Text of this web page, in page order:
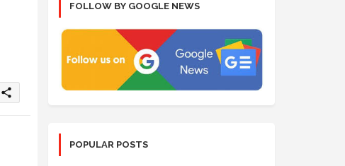
share
FOLLOW BY GOOGLE NEWS
POPULAR POSTS